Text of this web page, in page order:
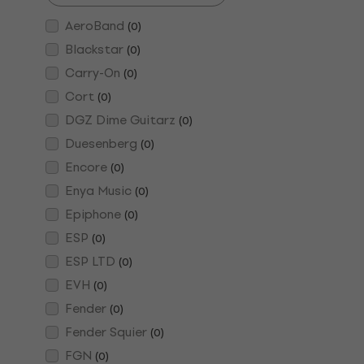
AeroBand (0)
Blackstar (0)
Carry-On (0)
Cort (0)
DGZ Dime Guitarz (0)
Duesenberg (0)
Encore (0)
Enya Music (0)
Epiphone (0)
ESP (0)
ESP LTD (0)
EVH (0)
Fender (0)
Fender Squier (0)
FGN (0)